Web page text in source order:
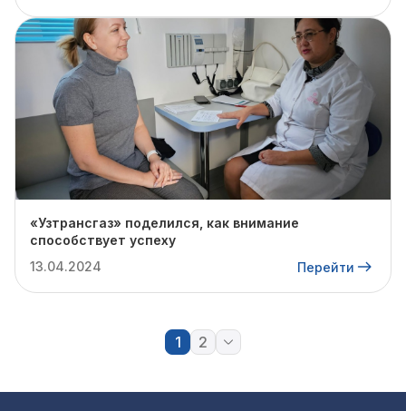
«Узтрансгаз» поделился, как внимание
способствует успеху
13.04.2024
Перейти
1 2